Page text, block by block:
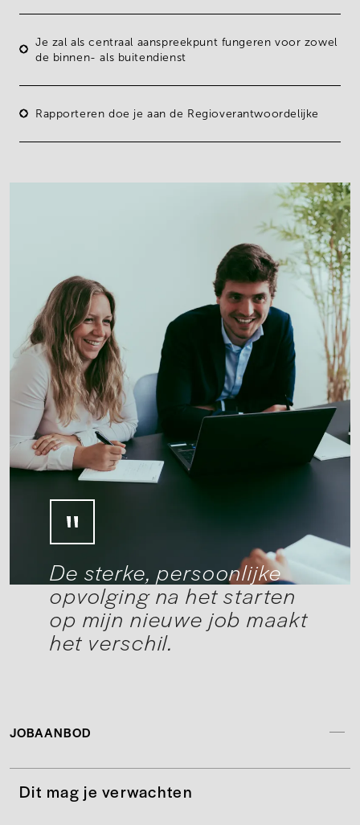
Je zal alscentraal aanspreekpunt fungeren voor zowel
de binnen- als buitendienst
Rapporteren doe je aan de Regioverantwoordelijke
De sterke, persoonlijke
opvolging na het starten
op mijn nieuwe job maakt
het verschil.
JOBAANBOD
Dit mag je verwachten